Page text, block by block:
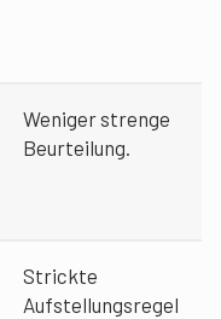
Weniger strenge
Beurteilung.
Strickte
Aufstellungsregel